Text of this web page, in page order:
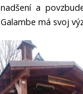
nadšení a
Galambe má svoj